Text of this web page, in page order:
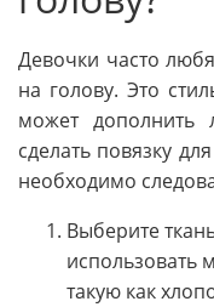
Девочки часто
на голову. Это
может дополнить
сделать повязку
необходимо
Выберите
использовать
такую как